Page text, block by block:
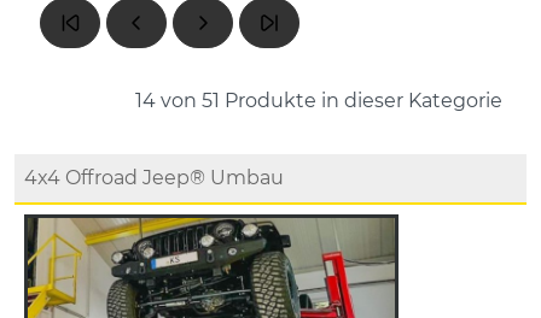
14 von 51 Produkte in dieser Kategorie
4x4 Offroad Jeep® Umbau